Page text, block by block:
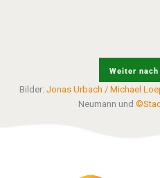
Weiter nach
Bilder: Jonas Urbach / Michael
Neumann und